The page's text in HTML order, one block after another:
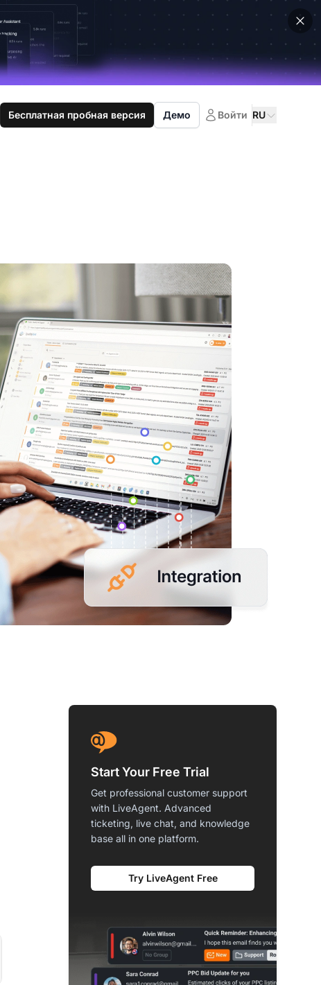
Бесплатная пробная версия Демо Войти RU
Start Your Free Trial
Get professional customer support
with LiveAgent. Advanced
ticketing, live chat, and knowledge
base all in one platform.
Try LiveAgent Free